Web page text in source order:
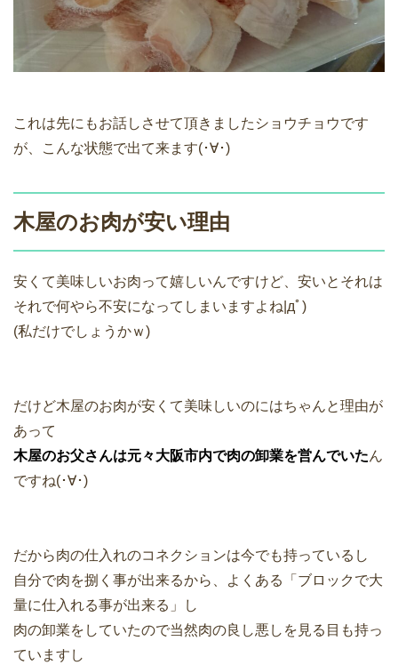
これは先にもお話しさせて頂きましたショウチョウです
が、こんな状態で出て来ます(･∀･)
木屋のお肉が安い理由
安くて美味しいお肉って嬉しいんですけど、安いとそれは
それで何やら不安になってしまいますよね|дﾟ)
(私だけでしょうかｗ)
だけど木屋のお肉が安くて美味しいのにはちゃんと理由が
あって
木屋のお父さんは元々大阪市内で肉の卸業を営んでいたん
ですね(･∀･)
だから肉の仕入れのコネクションは今でも持っているし
自分で肉を捌く事が出来るから、よくある「ブロックで大
量に仕入れる事が出来る」し
肉の卸業をしていたので当然肉の良し悪しを見る目も持っ
ていますし